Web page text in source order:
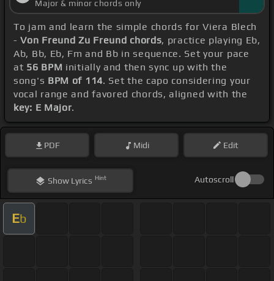
Major & minor chords only
To jam and learn the simple chords for Viera Blech
-Von Freund Zu Freund chords, practice playing Eb,
Ab, Bb, Eb, Fm and Bb in sequence. Set your pace
at 56 BPM initially and then sync up with the
song's BPM of 114. Set the capo considering your
vocal range and favored chords, aligned with the
key: E Major.
PDF Midi Edit
ShowLyrics Hint Autoscroll
Eb